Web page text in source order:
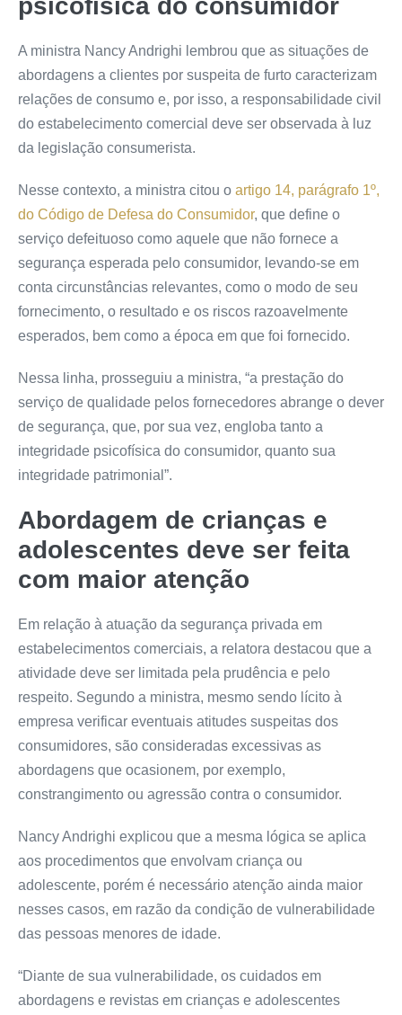
A ministra Nancy Andrighi lembrou que as situações de
abordagens a clientes por suspeita de furto caracterizam
relações de consumo e, por isso, a responsabilidade civil
do estabelecimento comercial deve ser observada à luz
da legislação consumerista.
Nesse contexto, a ministra citou o artigo 14, parágrafo 1º,
do Código de Defesa do Consumidor, que define o
serviço defeituoso como aquele que não fornece a
segurança esperada pelo consumidor, levando-se em
conta circunstâncias relevantes, como o modo de seu
fornecimento, o resultado e os riscos razoavelmente
esperados, bem como a época em que foi fornecido.
Nessa linha, prosseguiu a ministra, “a prestação do
serviço de qualidade pelos fornecedores abrange o dever
de segurança, que, por sua vez, engloba tanto a
integridade psicofísica do consumidor, quanto sua
integridade patrimonial”.
Abordagem de crianças e
adolescentes deve ser feita
com maior atenção
Em relação à atuação da segurança privada em
estabelecimentos comerciais, a relatora destacou que a
atividade deve ser limitada pela prudência e pelo
respeito. Segundo a ministra, mesmo sendo lícito à
empresa verificar eventuais atitudes suspeitas dos
consumidores, são consideradas excessivas as
abordagens que ocasionem, por exemplo,
constrangimento ou agressão contra o consumidor.
Nancy Andrighi explicou que a mesma lógica se aplica
aos procedimentos que envolvam criança ou
adolescente, porém é necessário atenção ainda maior
nesses casos, em razão da condição de vulnerabilidade
das pessoas menores de idade.
“Diante de sua vulnerabilidade, os cuidados em
abordagens e revistas em crianças e adolescentes